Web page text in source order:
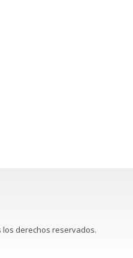
los derechos reservados.